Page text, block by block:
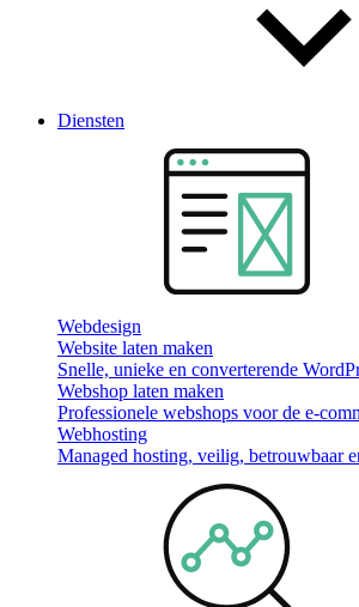
Diensten
Webdesign
Website laten maken
Snelle, unieke en converterende
Webshop laten maken
Professionele webshops voor de e-
Webhosting
Managed hosting, veilig, betrouwbaar